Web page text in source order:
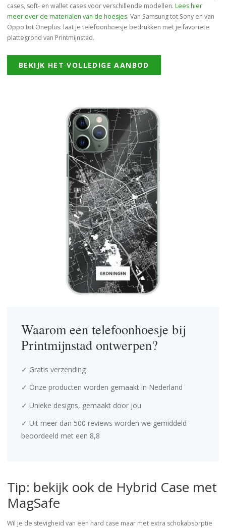
cases, soft- en wallet cases voor verschillende modellen. Lees hier
meer over de materialen van de hoesjes. Van Samsung tot Sony en van
Oppo tot Oneplus: laat je telefoonhoesje bedrukken met je favoriete
plattegrond van Printmijnstad.
BEKIJK HET VOLLEDIGE AANBOD
Waarom een telefoonhoesje bij
Printmijnstad ontwerpen?
✓ Gratis verzending
✓ Onze producten worden gemaakt in Nederland
✓ Unieke designs, gemaakt door jou
✓ Uit meer dan 500 reviews worden we gemiddeld
beoordeeld met een 8,8
Tip: bekijk ook de Hybrid Case met
MagSafe
Wil je de stevigheid van een hard case maar met extra schokabsorptie